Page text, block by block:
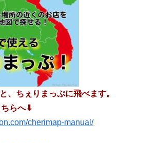
、ちぇりまっぷに飛べます。
ちらへ⬇︎
cherimap-manual/